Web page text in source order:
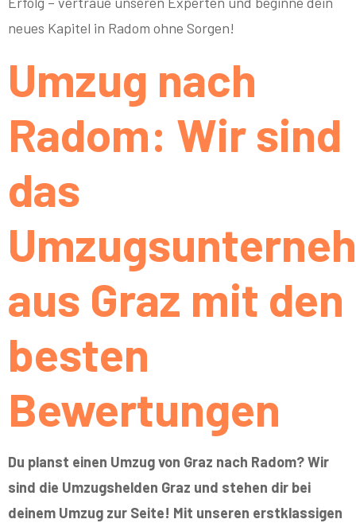
neues Kapitel in Radom ohne Sorgen!
Umzug nach
Radom: Wir sind
das
aus Graz mit den
besten
Bewertungen
Du planst einen Umzug von Graz nach Radom? Wir
sind die Umzugshelden Graz und stehen dir bei
deinem Umzug zur Seite! Mit unseren erstklassigen